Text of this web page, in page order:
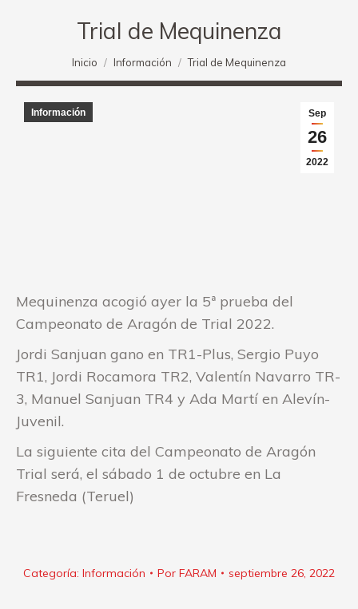
Trial de Mequinenza
Estás aquí:
Inicio Información Trial de Mequinenza
Sep
26
2022
Información
Mequinenza acogió ayer la 5ª prueba del
Campeonato de Aragón de Trial 2022.
Jordi Sanjuan gano en TR1-Plus, Sergio Puyo
TR1, Jordi Rocamora TR2, Valentín Navarro TR-
3, Manuel Sanjuan TR4 y Ada Martí en Alevín-
Juvenil.
La siguiente cita del Campeonato de Aragón
Trial será, el sábado 1 de octubre en La
Fresneda (Teruel)
Categoría: Información Por FARAM septiembre 26, 2022